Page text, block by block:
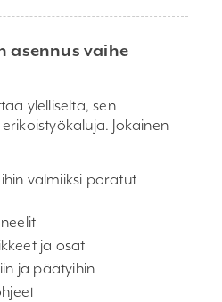
asennus vaihe
ylelliseltä, sen
Jokainen
valmiiksi poratut
ja osat
ja päätyihin